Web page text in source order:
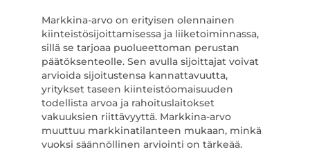
Markkina-arvo on erityisen olennainen
kiinteistösijoittamisessa ja liiketoiminnassa,
sillä se tarjoaa puolueettoman perustan
päätöksenteolle. Sen avulla sijoittajat voivat
arvioida sijoitustensa kannattavuutta,
yritykset taseen kiinteistöomaisuuden
todellista arvoa ja rahoituslaitokset
vakuuksien riittävyyttä. Markkina-arvo
muuttuu markkinatilanteen mukaan, minkä
vuoksi säännöllinen arviointi on tärkeää.